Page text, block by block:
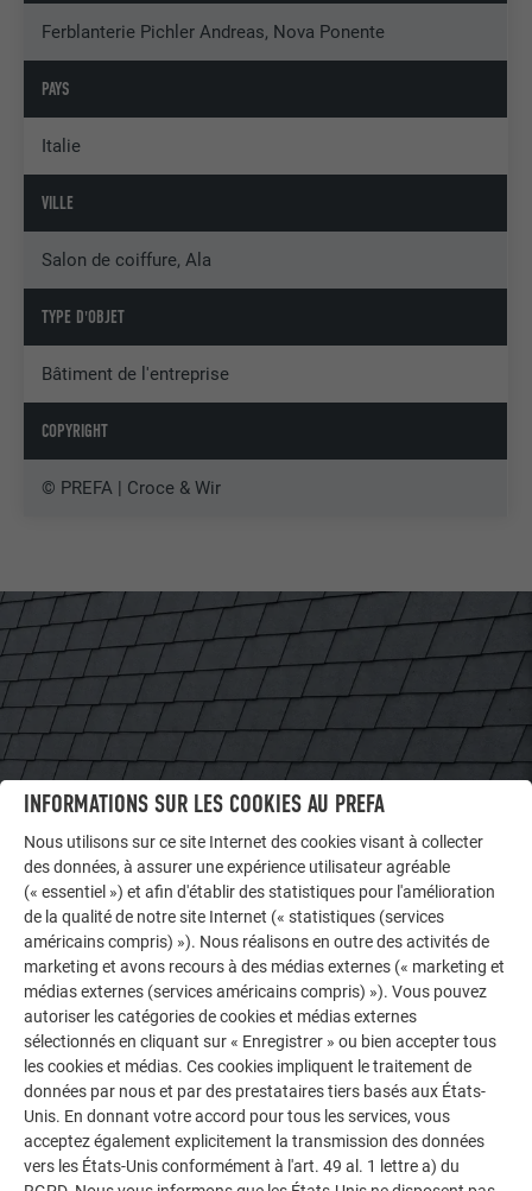
Ferblanterie Pichler Andreas, Nova Ponente
PAYS
Italie
VILLE
Salon de coiffure, Ala
TYPE D'OBJET
Bâtiment de l'entreprise
COPYRIGHT
© PREFA | Croce & Wir
LAISSEZ-VOUS INSPIRER
AUTRES BÂTIMENTS
La galerie de références PREFA démontre la
polyvalence de l’aluminium. Découvrez d’autres projets
impressionnants avec les solutions en aluminium
durables de PREFA pour toitures, systèmes solaires et
façades.
VOIR DAVANTAGE DE RÉFÉRENCES
INFORMATIONS SUR LES COOKIES AU PREFA
Nous utilisons sur ce site Internet des cookies visant à collecter
des données, à assurer une expérience utilisateur agréable
(« essentiel ») et afin d'établir des statistiques pour l'amélioration
de la qualité de notre site Internet (« statistiques (services
américains compris) »). Nous réalisons en outre des activités de
marketing et avons recours à des médias externes (« marketing et
médias externes (services américains compris) »). Vous pouvez
autoriser les catégories de cookies et médias externes
sélectionnés en cliquant sur « Enregistrer » ou bien accepter tous
les cookies et médias. Ces cookies impliquent le traitement de
données par nous et par des prestataires tiers basés aux États-
Unis. En donnant votre accord pour tous les services, vous
acceptez également explicitement la transmission des données
vers les États-Unis conformément à l'art. 49 al. 1 lettre a) du